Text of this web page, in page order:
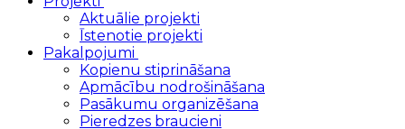
Aktuālie projekti
Īstenotie projekti
Pakalpojumi
Kopienu stiprināšana
Apmācību nodrošināšana
Pasākumu organizēšana
Pieredzes braucieni